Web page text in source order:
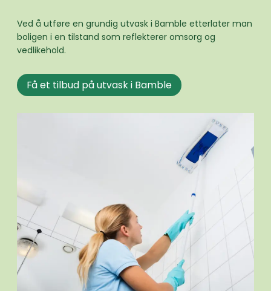
Ved å utføre en grundig utvask i Bamble etterlater man
boligen i en tilstand som reflekterer omsorg og
vedlikehold.
Få et tilbud på utvask i Bamble